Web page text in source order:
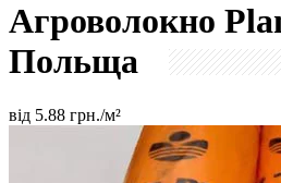
Агроволокно
Польща
від 5.88 грн./м²